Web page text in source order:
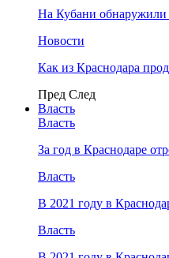
На Кубани обнаружили
Новости
Как из Краснодара
Пред След
Власть
Власть
За год в Краснодаре
Власть
В 2021 году в
Власть